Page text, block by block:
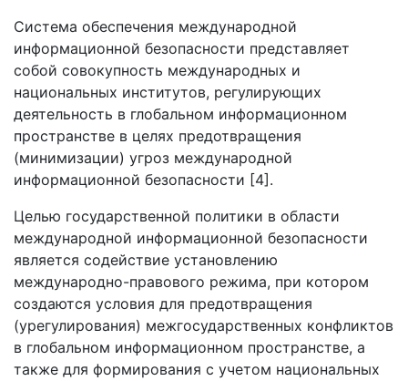
Система обеспечения международной
информационной безопасности представляет
собой совокупность международных и
национальных институтов, регулирующих
деятельность в глобальном информационном
пространстве в целях предотвращения
(минимизации) угроз международной
информационной безопасности [4].
Целью государственной политики в области
международной информационной безопасности
является содействие установлению
международно-правового режима, при котором
создаются условия для предотвращения
(урегулирования) межгосударственных конфликтов
в глобальном информационном пространстве, а
также для формирования с учетом национальных